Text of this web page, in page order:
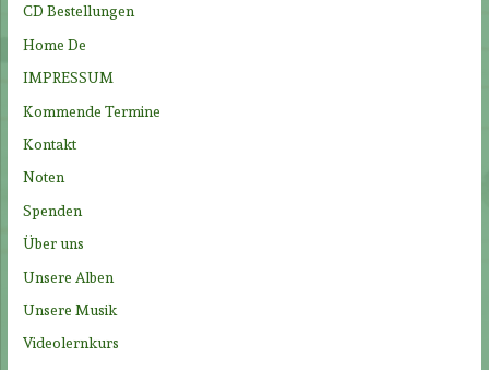
h
:
CD Bestellungen
Home De
IMPRESSUM
Kommende Termine
Kontakt
Noten
Spenden
Über uns
Unsere Alben
Unsere Musik
Videolernkurs